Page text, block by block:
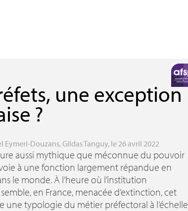
une exception
?
Eymeri-Douzans,Gildas Tanguy, le 26 avril 2022
aussi mythique que méconnue du pouvoir
à une fonction largement répandue en
le monde. À l’heure où l’institution
en France, menacée d’extinction, cet
une typologie du métier préfectoral à l’échelle